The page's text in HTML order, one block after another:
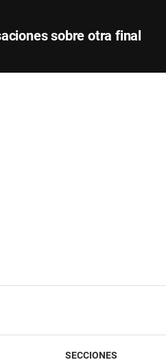
sobre otra final
SECCIONES